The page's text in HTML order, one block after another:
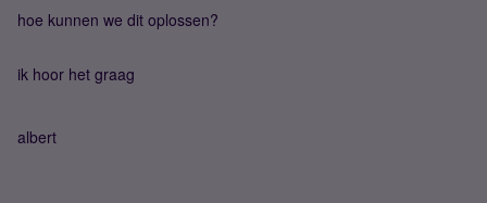
hoe kunnen we dit oplossen?
ik hoor het graag
albert